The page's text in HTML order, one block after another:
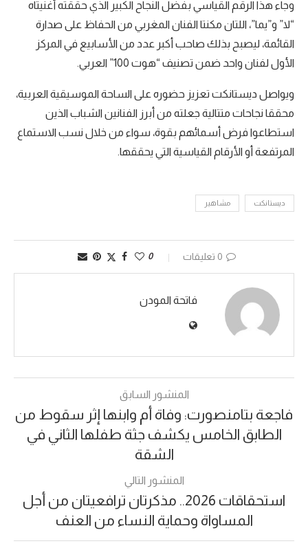
وجاء هذا الرقم القياسي بفضل النجاح الكبير الذي حققته أغنيتاه
“لا” و”يما”، اللتان مكنتا الفنان المغربي من الحفاظ على صدارة
القائمة، ليصبح بذلك صاحب أكبر عدد من الأسابيع في المركز
الأول لفنان واحد ضمن تصنيف “هوت 100” العربي.
ويواصل ديستانكت تعزيز حضوره على الساحة الموسيقية العربية،
محققا نجاحات متتالية جعلته من أبرز الفنانين الشباب الذين
استطاعوا فرض أسمائهم بقوة، سواء من خلال نسب الاستماع
المرتفعة أو الأرقام القياسية التي يحققها.
ديستانكت مشاهير
0 تعليقات 0
فاتحة المودن
المنشور السابق
فاجعة بتامنصورت: وفاة أم وابنها إثر سقوط من
الطابق الخامس يكشف جثة طفلها الثاني في
الشقة
المنشور التالي
استحقاقات 2026.. مذكرتان ترافعيتان من أجل
المساواة وحماية النساء من العنف